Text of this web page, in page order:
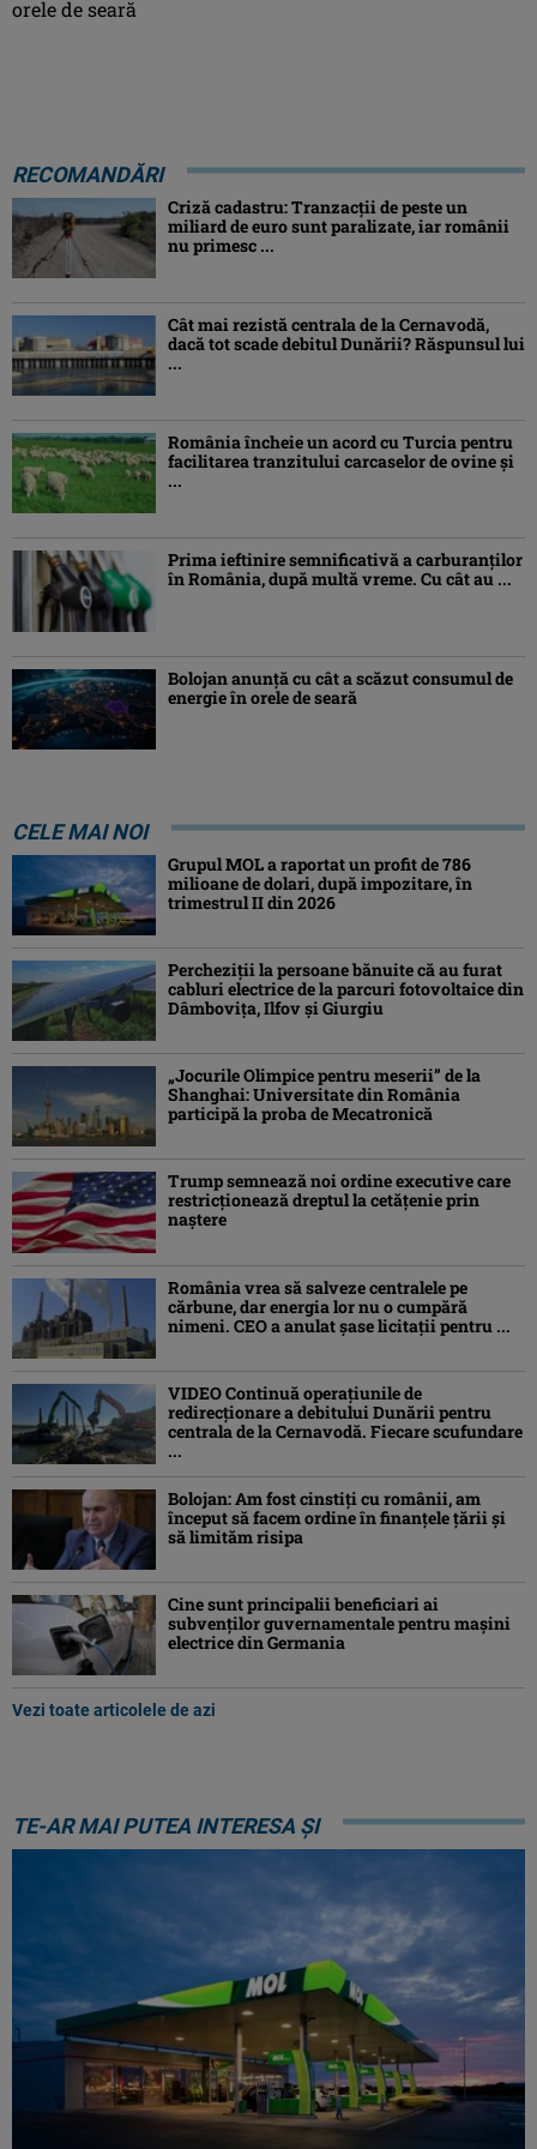
orele de seară
RECOMANDĂRI
Criză cadastru: Tranzacţii de peste un
miliard de euro sunt paralizate, iar românii
nu primesc ...
Cât mai rezistă centrala de la Cernavodă,
dacă tot scade debitul Dunării? Răspunsul lui
...
România încheie un acord cu Turcia pentru
facilitarea tranzitului carcaselor de ovine şi
...
Prima ieftinire semnificativă a carburanților
în România, după multă vreme. Cu cât au ...
Bolojan anunță cu cât a scăzut consumul de
energie în orele de seară
CELE MAI NOI
Grupul MOL a raportat un profit de 786
milioane de dolari, după impozitare, în
trimestrul II din 2026
Percheziţii la persoane bănuite că au furat
cabluri electrice de la parcuri fotovoltaice din
Dâmboviţa, Ilfov şi Giurgiu
„Jocurile Olimpice pentru meserii” de la
Shanghai: Universitate din România
participă la proba de Mecatronică
Trump semnează noi ordine executive care
restricţionează dreptul la cetăţenie prin
naştere
România vrea să salveze centralele pe
cărbune, dar energia lor nu o cumpără
nimeni. CEO a anulat șase licitații pentru ...
VIDEO Continuă operațiunile de
redirecționare a debitului Dunării pentru
centrala de la Cernavodă. Fiecare scufundare
...
Bolojan: Am fost cinstiţi cu românii, am
început să facem ordine în finanţele ţării şi
să limităm risipa
Cine sunt principalii beneficiari ai
subvenţilor guvernamentale pentru mașini
electrice din Germania
Vezi toate articolele de azi
TE-AR MAI PUTEA INTERESA ȘI